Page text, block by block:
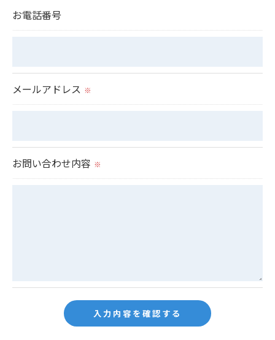
当社では、利用目的の達成に必要な範囲において、
当社では、お客様の個人情報の開示･訂正･削除・利
お電話番号
メールアドレス ※
お問い合わせ内容 ※